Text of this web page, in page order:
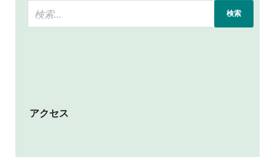
アクセス